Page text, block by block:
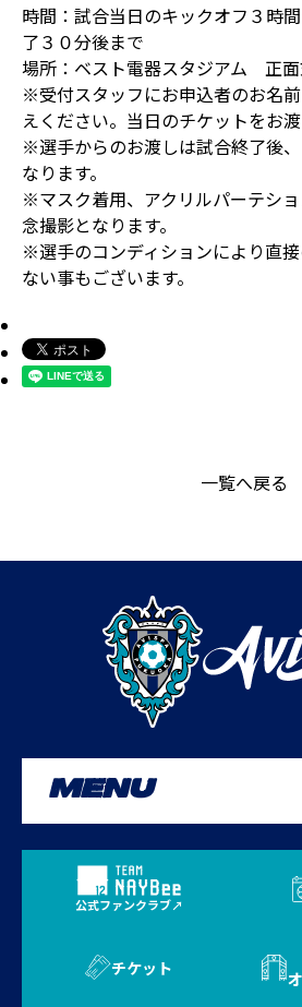
時間：試合当日のキックオフ３時
了３０分後まで
場所：ベスト電器スタジアム 正
※受付スタッフにお申込者のお名
えください。当日のチケットをお渡
※選手からのお渡しは試合終了後
なります。
※マスク着用、アクリルパーテシ
念撮影となります。
※選手のコンディションにより直
ない事もございます。
一覧へ戻る
MENU
公式ファンクラブ
チケット